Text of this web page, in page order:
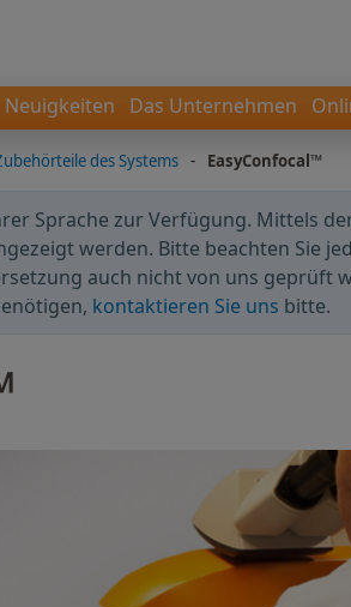
Neuigkeiten Das Unternehmen
des Systems - EasyConfocal™
Sprache zur Verfügung. Mittels
werden. Bitte beachten Sie
auch nicht von uns geprüft
kontaktieren Sie uns bitte.